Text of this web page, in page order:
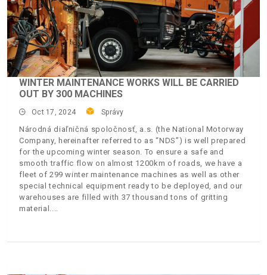
WINTER MAINTENANCE WORKS WILL BE CARRIED
OUT BY 300 MACHINES
Oct 17, 2024 Správy
Národná diaľničná spoločnosť, a.s. (the National Motorway
Company, hereinafter referred to as “NDS”) is well prepared
for the upcoming winter season. To ensure a safe and
smooth traffic flow on almost 1200km of roads, we have a
fleet of 299 winter maintenance machines as well as other
special technical equipment ready to be deployed, and our
warehouses are filled with 37 thousand tons of gritting
material.